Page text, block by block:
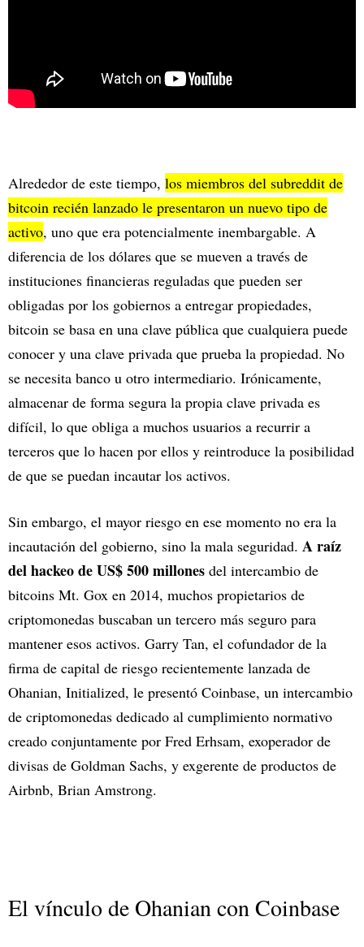
Alrededor de este tiempo, los miembros del subreddit de
bitcoin recién lanzado le presentaron un nuevo tipo de
activo, uno que era potencialmente inembargable. A
diferencia de los dólares que se mueven a través de
instituciones financieras reguladas que pueden ser
obligadas por los gobiernos a entregar propiedades,
bitcoin se basa en una clave pública que cualquiera puede
conocer y una clave privada que prueba la propiedad. No
se necesita banco u otro intermediario. Irónicamente,
almacenar de forma segura la propia clave privada es
difícil, lo que obliga a muchos usuarios a recurrir a
terceros que lo hacen por ellos y reintroduce la posibilidad
de que se puedan incautar los activos.
Sin embargo, el mayor riesgo en ese momento no era la
incautación del gobierno, sino la mala seguridad. A raíz
del hackeo de US$ 500 millones del intercambio de
bitcoins Mt. Gox en 2014, muchos propietarios de
criptomonedas buscaban un tercero más seguro para
mantener esos activos. Garry Tan, el cofundador de la
firma de capital de riesgo recientemente lanzada de
Ohanian, Initialized, le presentó Coinbase, un intercambio
de criptomonedas dedicado al cumplimiento normativo
creado conjuntamente por Fred Erhsam, exoperador de
divisas de Goldman Sachs, y exgerente de productos de
Airbnb, Brian Amstrong.
El vínculo de Ohanian con Coinbase